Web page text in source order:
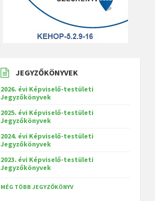
JEGYZŐKÖNYVEK
2026. évi Képviselő-testületi
Jegyzőkönyvek
2025. évi Képviselő-testületi
Jegyzőkönyvek
2024. évi Képviselő-testületi
Jegyzőkönyvek
2023. évi Képviselő-testületi
Jegyzőkönyvek
MÉG TÖBB JEGYZŐKÖNYV